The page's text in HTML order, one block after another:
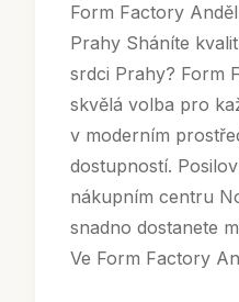
Form Factory
Prahy Sháníte
srdci Prahy? Form
skvělá volba pro
v moderním
dostupností.
nákupním centru
snadno dostanete
Ve Form Factory